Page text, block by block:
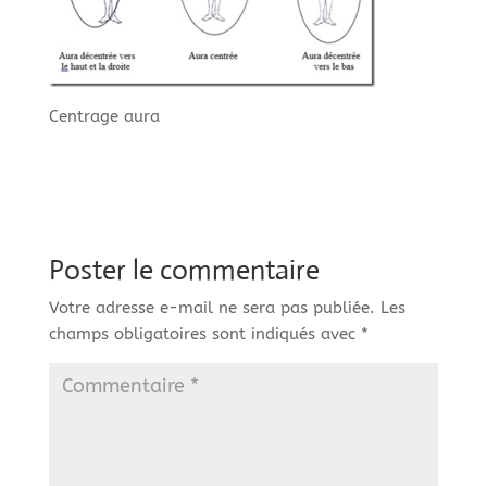
Centrage aura
Poster le commentaire
Votre adresse e-mail ne sera pas publiée. Les
champs obligatoires sont indiqués avec *